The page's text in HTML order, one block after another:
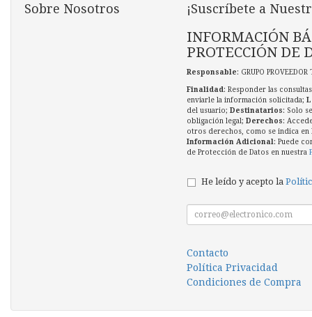
Sobre Nosotros ¡Suscríbete a
INFORMACIÓN
PROTECCIÓN DE
Responsable: GRUPO
Finalidad : Responder las
enviarle la información solicitada;
del usuario; Destinatarios: Solo
obligación legal; Derechos:
otros derechos, como se indica en
Información Adicional : Puede
de Protección de Datos en nuestra
He leído y acepto la
Contacto
Política Privacidad
Condiciones de Compra